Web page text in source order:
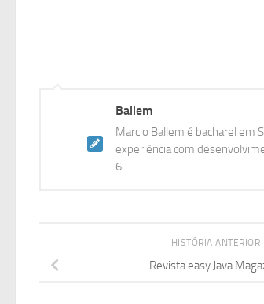
Ballem
Marcio Ballem é bacharel em
experiência com
6.
HISTÓRIA ANTERIOR
Revista easy Java